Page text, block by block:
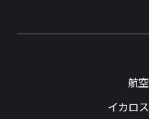
航
イカロ